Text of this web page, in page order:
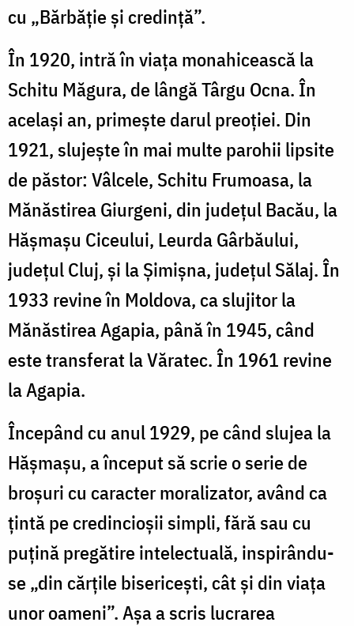
cu „Bărbăție și credință”.
În 1920, intră în viața monahicească la
Schitu Măgura, de lângă Târgu Ocna. În
același an, primește darul preoției. Din
1921, slujește în mai multe parohii lipsite
de păstor: Vâlcele, Schitu Frumoasa, la
Mănăstirea Giurgeni, din județul Bacău, la
Hășmașu Ciceului, Leurda Gârbăului,
județul Cluj, și la Șimișna, județul Sălaj. În
1933 revine în Moldova, ca slujitor la
Mănăstirea Agapia, până în 1945, când
este transferat la Văratec. În 1961 revine
la Agapia.
Începând cu anul 1929, pe când slujea la
Hășmașu, a început să scrie o serie de
broșuri cu caracter moralizator, având ca
țintă pe credincioșii simpli, fără sau cu
puțină pregătire intelectuală, inspirându-
se „din cărțile bisericești, cât și din viața
unor oameni”. Așa a scris lucrarea